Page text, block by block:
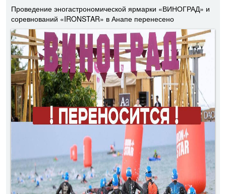
Проведение эногастрономической ярмарки «ВИНОГРАД» и
соревнований «IRONSTAR» в Анапе перенесено